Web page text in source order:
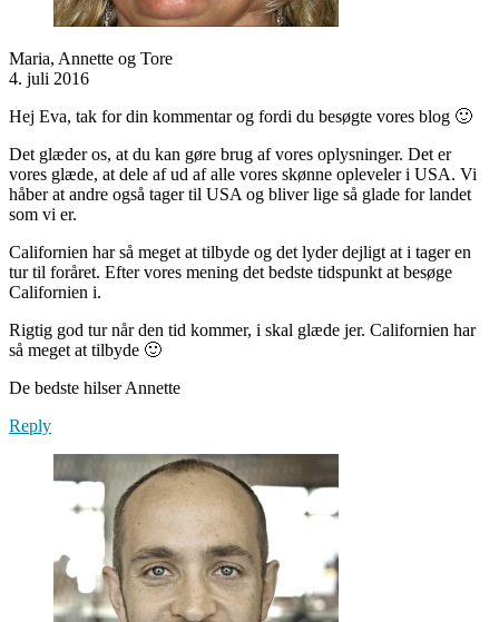
Maria, Annette og Tore
4. juli 2016
Hej Eva, tak for din kommentar og fordi du besøgte vores blog 🙂
Det glæder os, at du kan gøre brug af vores oplysninger. Det er
vores glæde, at dele af ud af alle vores skønne opleveler i USA. Vi
håber at andre også tager til USA og bliver lige så glade for landet
som vi er.
Californien har så meget at tilbyde og det lyder dejligt at i tager en
tur til foråret. Efter vores mening det bedste tidspunkt at besøge
Californien i.
Rigtig god tur når den tid kommer, i skal glæde jer. Californien har
så meget at tilbyde 🙂
De bedste hilser Annette
Reply